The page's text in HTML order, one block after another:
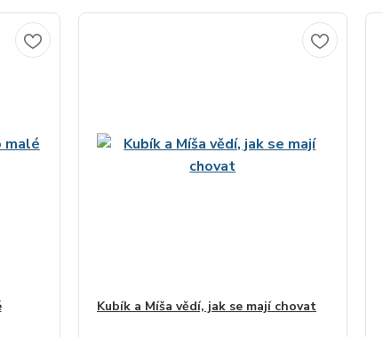
Kubík a Míša vědí, jak se mají chovat